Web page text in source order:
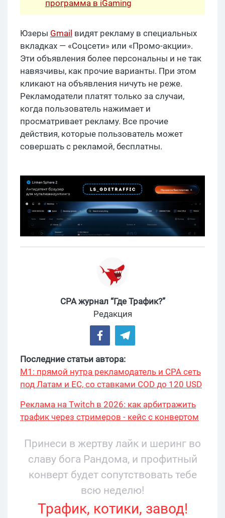
программа в iGaming
Юзеры Gmail видят рекламу в специальных
вкладках — «Соцсети» или «Промо-акции».
Эти объявления более персональны и не так
навязчивы, как прочие варианты. При этом
кликают на объявления ничуть не реже.
Рекламодатели платят только за случаи,
когда пользователь нажимает и
просматривает рекламу. Все прочие
действия, которые пользователь может
совершать с рекламой, бесплатны.
CPA журнал “Где Трафик?”
Редакция
Последние статьи автора:
М1: прямой нутра рекламодатель и CPA сеть
под Латам и ЕС, со ставками COD до 120 USD
Реклама на Twitch в 2026: как арбитражить
трафик через стримеров - кейс с конвертом
Принеси в жертву лайк и шеринг во
славу бога Рандома, и профитный
конверт будет сопутствовать тебе
всю неделю!
Трафик, котики, завод!